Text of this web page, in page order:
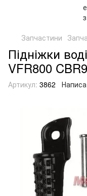
Запчастини
Підніжки
VFR800
Артикул: 3862